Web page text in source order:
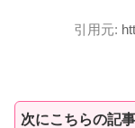
引用元:
次にこちらの記